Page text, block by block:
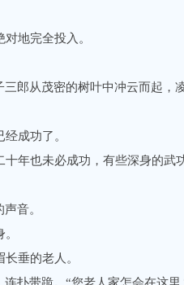
地完全投入。
郎从茂密的树叶中冲云而起，
成功了。
年也未必成功，有些深身的武
音。
垂的老人。